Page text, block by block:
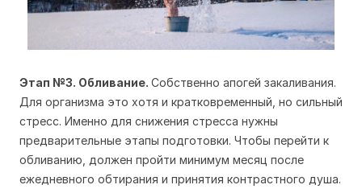
Этап №3. Обливание. Собственно апогей закаливания.
Для организма это хотя и кратковременный, но сильный
стресс. Именно для снижения стресса нужны
предварительные этапы подготовки. Чтобы перейти к
обливанию, должен пройти минимум месяц после
ежедневного обтирания и принятия контрастного душа.